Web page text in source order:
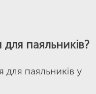
паяльників?
паяльників у